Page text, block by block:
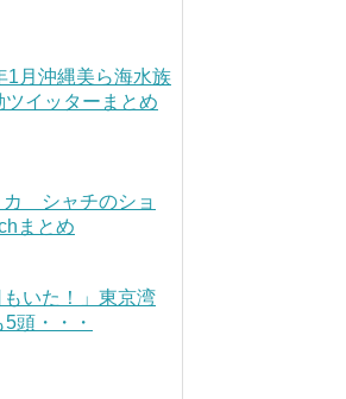
1月沖縄美ら海水族
イッターまとめ
カ シャチのショ
まとめ
もいた！」東京湾
頭・・・